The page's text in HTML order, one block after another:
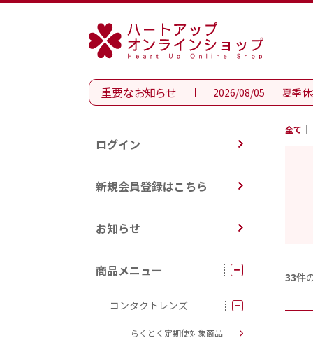
重要なお知らせ 2026/08/05 夏季
ログイン
新規会員登録はこちら
お知らせ
商品メニュー
コンタクトレンズ
らくとく定期便対象商品
全て
33件